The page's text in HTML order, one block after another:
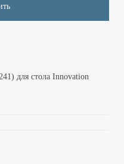
для стола Innovation